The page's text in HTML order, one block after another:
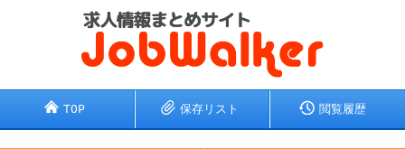
TOP 保存リスト 閲覧履歴